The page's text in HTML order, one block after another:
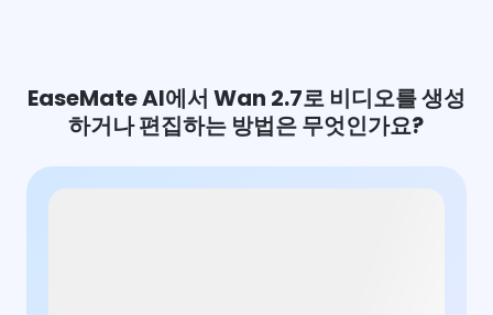
EaseMate AI에서 Wan 2.7로 비디오를 생성
하거나 편집하는 방법은 무엇인가요?